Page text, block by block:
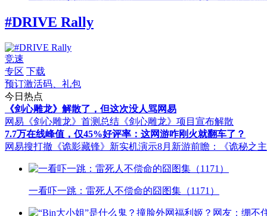
#DRIVE Rally
竞速
专区 下载
预订激活码、礼包
今日热点
《剑心雕龙》解散了，但这次没人骂网易
网易《剑心雕龙》首测总结 《剑心雕龙》项目宣布解散
7.7万在线峰值，仅45%好评率：这网游咋刚火就翻车了？
网易搜打撤《诡影藏锋》新实机演示8月新游前瞻：《诡秘之
一看吓一跳：雷死人不偿命的囧图集（1171）